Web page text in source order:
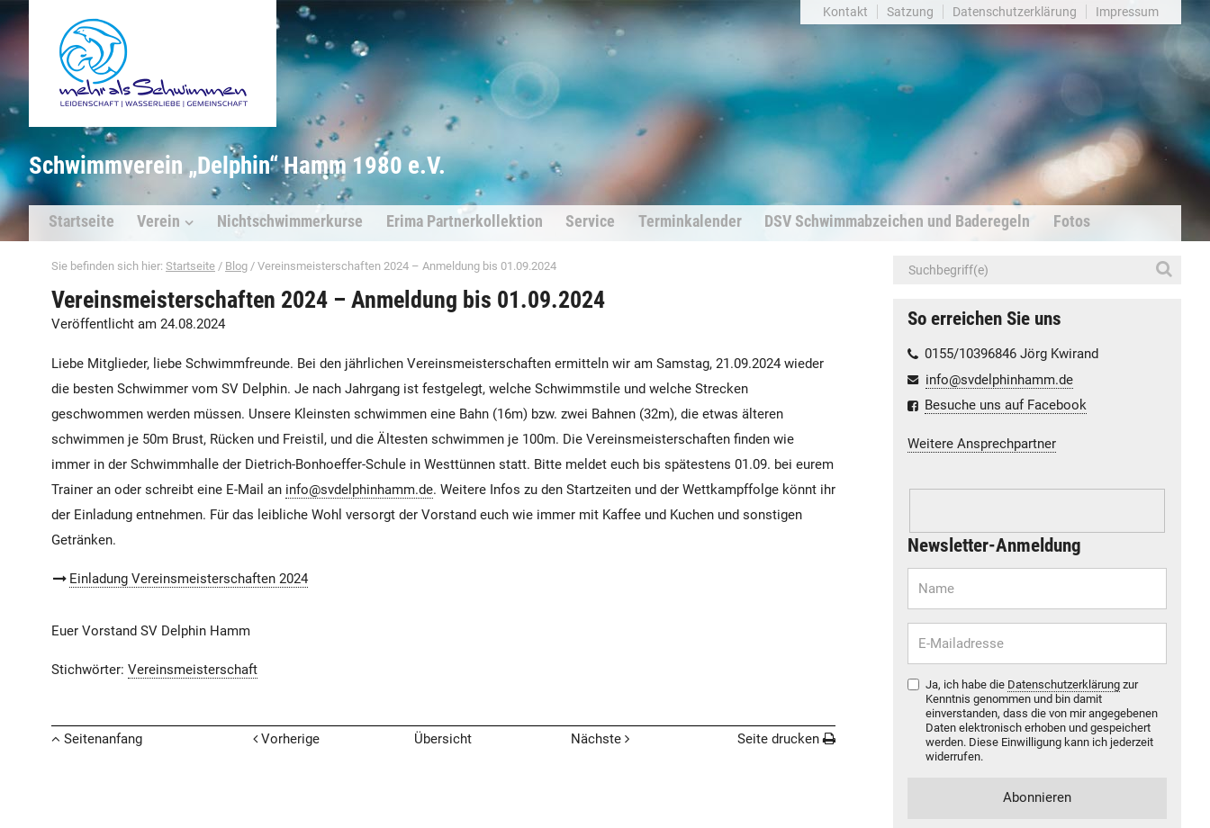
Schwimmverein „Delphin“ Hamm 1980 e.V.
Kontakt Satzung Datenschutzerklärung Impressum
Startseite Verein Nichtschwimmerkurse Erima Partnerkollektion Service Terminkalender DSV Schwimmabzeichen und Baderegeln Fotos
Sie befinden sich hier: Startseite / Blog / Vereinsmeisterschaften 2024 – Anmeldung bis 01.09.2024
Vereinsmeisterschaften 2024 – Anmeldung bis 01.09.2024
Veröffentlicht am 24.08.2024
Liebe Mitglieder, liebe Schwimmfreunde. Bei den jährlichen Vereinsmeisterschaften ermitteln wir am Samstag, 21.09.2024 wieder
die besten Schwimmer vom SV Delphin. Je nach Jahrgang ist festgelegt, welche Schwimmstile und welche Strecken
geschwommen werden müssen. Unsere Kleinsten schwimmen eine Bahn (16m) bzw. zwei Bahnen (32m), die etwas älteren
schwimmen je 50m Brust, Rücken und Freistil, und die Ältesten schwimmen je 100m. Die Vereinsmeisterschaften finden wie
immer in der Schwimmhalle der Dietrich-Bonhoeffer-Schule in Westtünnen statt. Bitte meldet euch bis spätestens 01.09. bei eurem
Trainer an oder schreibt eine E-Mail an info@svdelphinhamm.de. Weitere Infos zu den Startzeiten und der Wettkampffolge könnt ihr
der Einladung entnehmen. Für das leibliche Wohl versorgt der Vorstand euch wie immer mit Kaffee und Kuchen und sonstigen
Getränken.
Einladung Vereinsmeisterschaften 2024
Euer Vorstand SV Delphin Hamm
Stichwörter: Vereinsmeisterschaft
Seitenanfang Vorherige Übersicht Nächste Seite drucken
So erreichen Sie uns
0155/10396846 Jörg Kwirand
info@svdelphinhamm.de
Besuche uns auf Facebook
Weitere Ansprechpartner
Newsletter-Anmeldung
Ja, ich habe die Datenschutzerklärung zur
Kenntnis genommen und bin damit
einverstanden, dass die von mir angegebenen
Daten elektronisch erhoben und gespeichert
werden. Diese Einwilligung kann ich jederzeit
widerrufen.